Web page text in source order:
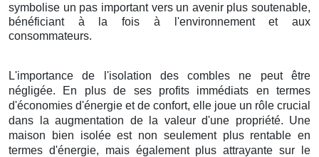
symbolise un pas important vers un avenir plus soutenable,
bénéficiant à la fois à l'environnement et aux
consommateurs.
L'importance de l'isolation des combles ne peut être
négligée. En plus de ses profits immédiats en termes
d'économies d'énergie et de confort, elle joue un rôle crucial
dans la augmentation de la valeur d'une propriété. Une
maison bien isolée est non seulement plus rentable en
termes d'énergie, mais également plus attrayante sur le